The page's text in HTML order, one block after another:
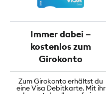
Immer dabei –
kostenlos zum
Girokonto
Zum Girokonto erhältst du
eine Visa Debitkarte. Mit ihr